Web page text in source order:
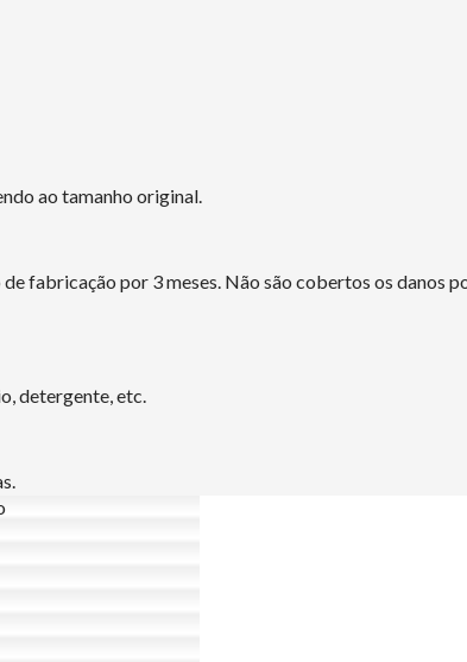
ao tamanho original.
fabricação por 3 meses. Não são cobertos os danos
detergente, etc.